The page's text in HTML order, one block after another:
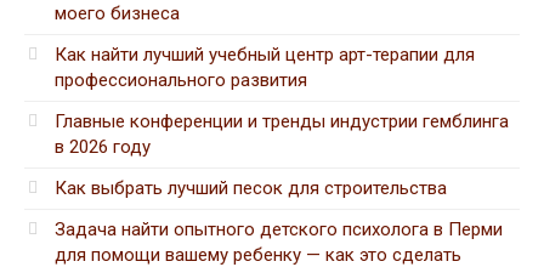
моего бизнеса
Как найти лучший учебный центр арт-терапии для
профессионального развития
Главные конференции и тренды индустрии гемблинга
в 2026 году
Как выбрать лучший песок для строительства
Задача найти опытного детского психолога в Перми
для помощи вашему ребенку — как это сделать